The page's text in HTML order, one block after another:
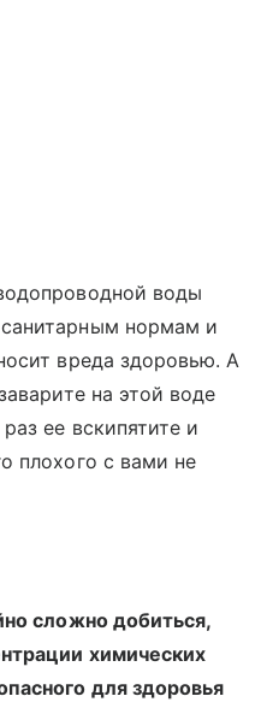
воды
нормам и
вреда здоровью. А
на этой воде
ее вскипятите и
плохого с вами не
сложно добиться,
химических
для здоровья